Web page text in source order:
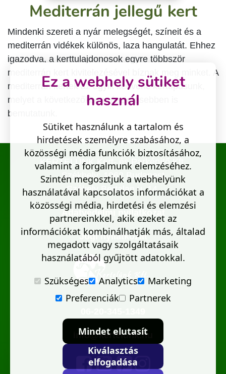
Mediterrán jellegű kert
Mindenki szereti a nyár melegségét, színeit és a
mediterrán vidékek különös, laza hangulatát. Ehhez
igazodva, a kerttulajdonosok egyre többször
mediterrán kert kivitelezésével bíznak meg minket. A
mediterrán kertek az egyik kedvenc kerttípusunk,
melyet a következőkben részletesebben is
bemutatunk.
KERTELÜNK Kert- és Parképítő Kft.
Székhely: 1062 Budapest
Székely Bertalan u. 14.
Adatvédelmi nyilatkozat
Jogi nyilatkozat
info@kertelunk.hu
Ez a webhely sütiket
használ
Sütiket használunk a tartalom és
hirdetések személyre szabásához, a
közösségi média funkciók biztosításához,
valamint a forgalmunk elemzéséhez.
Szintén megosztjuk a webhelyünk
használatával kapcsolatos információkat a
közösségi média, hirdetési és elemzési
partnereinkkel, akik ezeket az
információkat kombinálhatják más, általad
megadott vagy szolgáltatásaik
használatából gyűjtött adatokkal.
Szükséges
Analytics
Marketing
Preferenciák
Partnerek
Mindet elutasít
Kiválasztás
elfogadása